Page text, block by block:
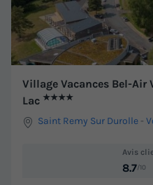
Village Vacances Bel-Air
Lac ★★★★
Saint Remy Sur Durolle -
Avis
8.7/10